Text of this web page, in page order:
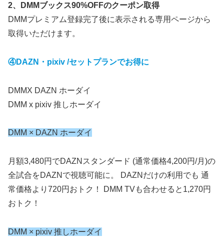
2、DMMブックス90%OFFのクーポン取得
DMMプレミアム登録完了後に表示される専用ページから
取得いただけます。
④DAZN・pixiv /セットプランでお得に
DMMX DAZN ホーダイ
DMM x pixiv 推しホーダイ
DMM × DAZN ホーダイ
月額3,480円でDAZNスタンダード (通常価格4,200円/月)の
全試合をDAZNで視聴可能に。 DAZNだけの利用でも 通
常価格より720円おトク！ DMM TVも合わせると1,270円
おトク！
DMM × pixiv 推しホーダイ